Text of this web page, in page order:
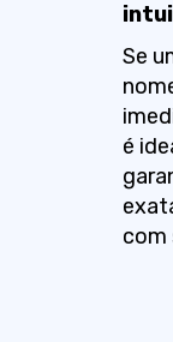
Se
é
com